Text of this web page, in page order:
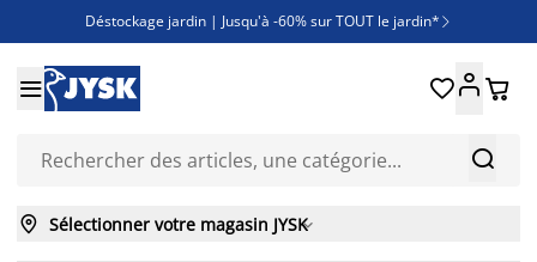
Déstockage jardin | Jusqu'à -60% sur TOUT le jardin* 
Jusqu'à -50% sur une sélection literie
Découvrez les nouveautés de la collection


 
 Sélectionner votre magasin JYSK